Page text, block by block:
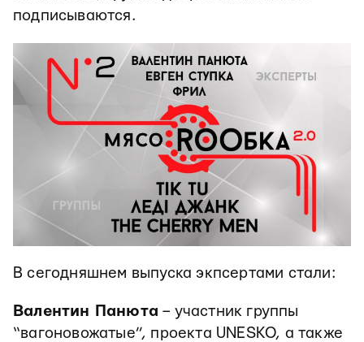
подписываются.
В сегодняшнем выпуска экпсертами стали:
Валентин Панюта – участник группы
“вагоновожатые”, проекта UNESKO, а также